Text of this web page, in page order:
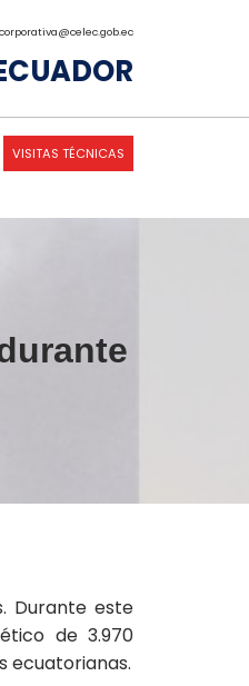
VISITAS TÉCNICAS
Durante este
de 3.970
ecuatorianas.